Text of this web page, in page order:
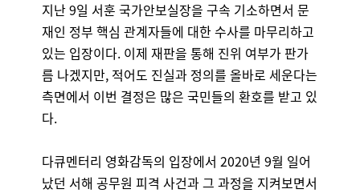
지난 9일 서훈 국가안보실장을 구속 기소하면서 문
재인 정부 핵심 관계자들에 대한 수사를 마무리하고
있는 입장이다. 이제 재판을 통해 진위 여부가 판가
름 나겠지만, 적어도 진실과 정의를 올바로 세운다는
측면에서 이번 결정은 많은 국민들의 환호를 받고 있
다.
다큐멘터리 영화감독의 입장에서 2020년 9월 일어
났던 서해 공무원 피격 사건과 그 과정을 지켜보면서